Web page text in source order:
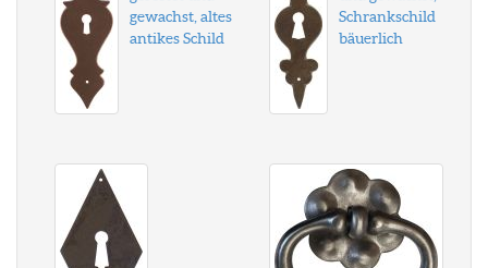
gewachst, altes
antikes Schild
Schrankschild
bäuerlich